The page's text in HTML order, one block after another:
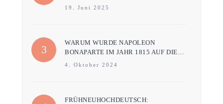
19. Juni 2025
WARUM WURDE NAPOLEON
BONAPARTE IM JAHR 1815 AUF DIE…
4. Oktober 2024
FRÜHNEUHOCHDEUTSCH: